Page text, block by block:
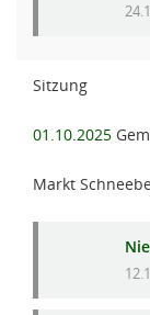
Sitzung
01.10.2025
Markt